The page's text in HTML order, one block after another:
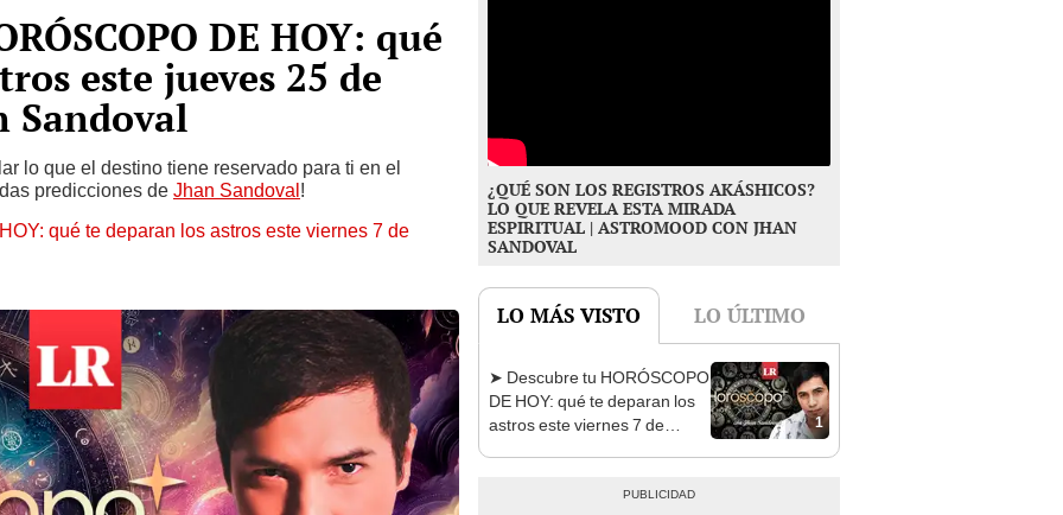
DE HOY: qué
este jueves 25 de
Sandoval
lo que el destino tiene reservado para ti en el
predicciones de Jhan Sandoval!
qué te deparan los astros este viernes 7 de
¿QUÉ SON LOS REGISTROS AKÁSHICOS?
LO QUE REVELA ESTA MIRADA
ESPIRITUAL | ASTROMOOD CON JHAN
SANDOVAL
LO MÁS VISTO LO ÚLTIMO
1
➤ Descubre tu HORÓSCOPO
DE HOY: qué te deparan los
astros este viernes 7 de